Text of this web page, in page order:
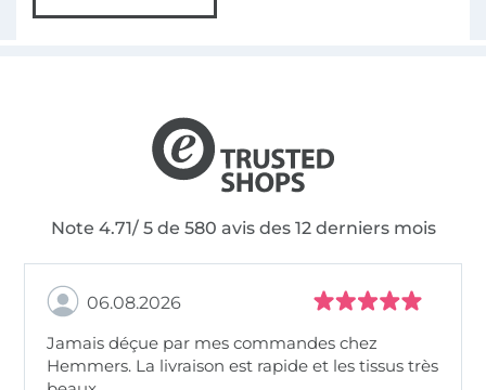
Note 4.71/ 5 de 580 avis des 12 derniers mois
06.08.2026
Jamais déçue par mes commandes chez
Hemmers. La livraison est rapide et les tissus très